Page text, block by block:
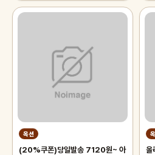
옥션
(20%쿠폰)당일발송 7120원~ 아
올